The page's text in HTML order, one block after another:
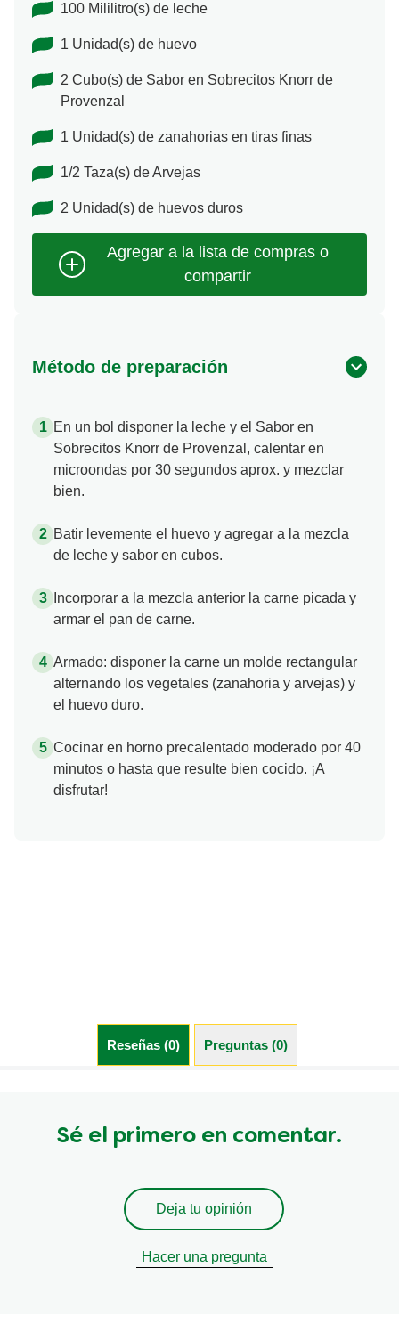
100 Mililitro(s) de leche
1 Unidad(s) de huevo
2 Cubo(s) de Sabor en Sobrecitos Knorr de
Provenzal
1 Unidad(s) de zanahorias en tiras finas
1/2 Taza(s) de Arvejas
2 Unidad(s) de huevos duros
Método de preparación
En un bol disponer la leche y el Sabor en
Sobrecitos Knorr de Provenzal, calentar en
microondas por 30 segundos aprox. y mezclar
bien.
Batir levemente el huevo y agregar a la mezcla
de leche y sabor en cubos.
Incorporar a la mezcla anterior la carne picada y
armar el pan de carne.
Armado: disponer la carne un molde rectangular
alternando los vegetales (zanahoria y arvejas) y
el huevo duro.
Cocinar en horno precalentado moderado por 40
minutos o hasta que resulte bien cocido. ¡A
disfrutar!
Reseñas (0) Preguntas (0)
Sé el primero en comentar.
Deja tu opinión
Hacer una pregunta